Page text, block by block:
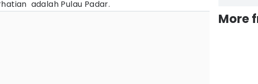
adalah Pulau Padar.
More